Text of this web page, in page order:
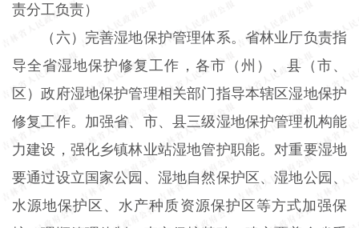
责分工负责）
（六）完善湿地保护管理体系。省林业厅负责指
导全省湿地保护修复工作，各市（州）、县（市、
区）政府湿地保护管理相关部门指导本辖区湿地保护
修复工作。加强省、市、县三级湿地保护管理机构能
力建设，强化乡镇林业站湿地管护职能。对重要湿地
要通过设立国家公园、湿地自然保护区、湿地公园、
水源地保护区、水产种质资源保护区等方式加强保